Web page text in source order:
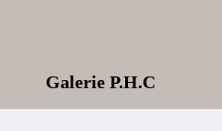
Galerie P.H.C